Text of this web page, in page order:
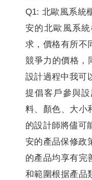
Q1: 北歐風系統
安的北歐風系
求，價格有所不
競爭力的價格，
設計過程中我可
提倡客戶參與
料、顏色、大小
的設計師將儘可
安的產品保修政
的產品均享有完
和範圍根据產品